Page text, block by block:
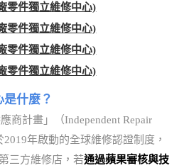
零件獨立維修中心)
零件獨立維修中心)
零件獨立維修中心)
零件獨立維修中心)
什麼？
商計畫」（Independent Repair
2019年啟動的全球維修認證制度，
三方維修店，若通過蘋果審核與技